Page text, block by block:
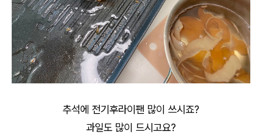
추석에 전기후라이팬 많이 쓰시죠?
과일도 많이 드시고요?